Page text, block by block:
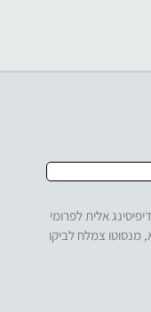
אלית לפרומי
צמלח לביקו